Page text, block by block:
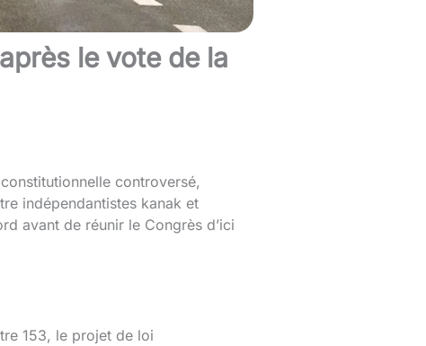
le vote de la
controversé,
indépendantistes kanak et
avant de réunir le Congrès d’ici
153, le projet de loi